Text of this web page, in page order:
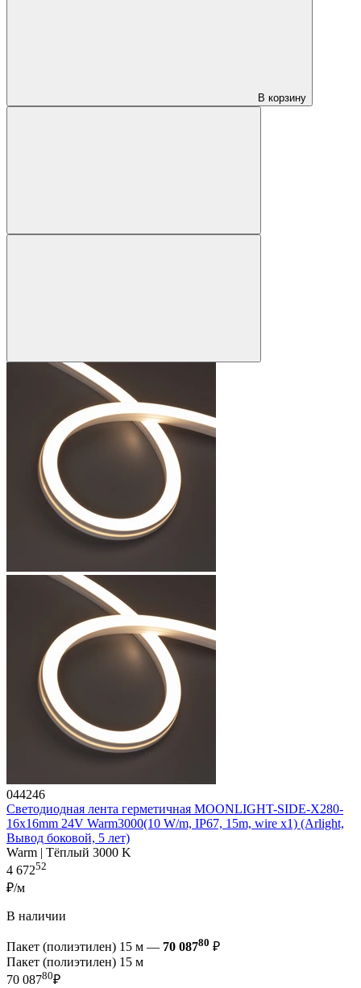
В корзину
044246
Светодиодная лента герметичная MOONLIGHT-SIDE-X280-
16x16mm 24V Warm3000(10 W/m, IP67, 15m, wire x1) (Arlight,
Вывод боковой, 5 лет)
Warm | Тёплый 3000 K
4 67252
₽/м
В наличии
Пакет (полиэтилен) 15 м — 70 08780 ₽
Пакет (полиэтилен) 15 м
70 08780₽